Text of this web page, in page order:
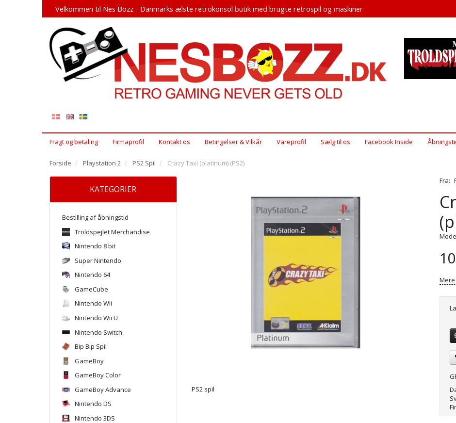
Velkommen til Nes Bozz - Danmarks ælste retrokonsol butik med brugte retrospil og maskiner
Fragt og betaling Firmaprofil Kontakt os Betingelser & Vilkår Vareprofil Sælg til os Facebook Inside
Forside Playstation 2 PS2 Spil Crazy Taxi (platinum) (PS2)
KATEGORIER
Bestilling af åbningstid
Troldspejlet Merchandise
Nintendo 8 bit
Super Nintendo
Nintendo 64
GameCube
Nintendo Wii
Nintendo Wii U
Nintendo Switch
Bip Bip Spil
GameBoy
GameBoy Color
GameBoy Advance
Nintendo DS
Nintendo 3DS
PS2 spil
Fra: